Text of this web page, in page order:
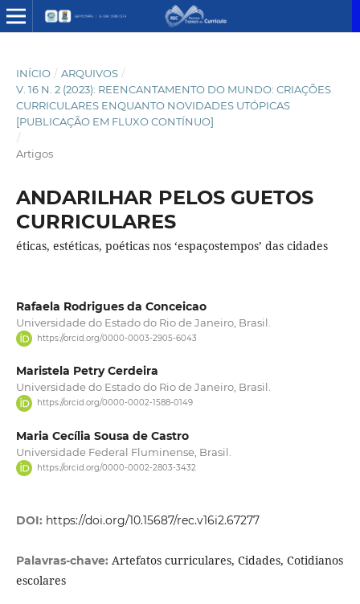
INÍCIO / ARQUIVOS /
V. 16 N. 2 (2023): REENCANTAMENTO DO MUNDO: CRIAÇÕES
CURRICULARES ENQUANTO NOVIDADES UTÓPICAS
[PUBLICAÇÃO EM FLUXO CONTÍNUO]
/
Artigos
ANDARILHAR PELOS GUETOS
CURRICULARES
éticas, estéticas, poéticas nos ‘espaçostempos’ das cidades
Rafaela Rodrigues da Conceicao
Universidade do Estado do Rio de Janeiro, Brasil.
https://orcid.org/0000-0003-2905-6043
Maristela Petry Cerdeira
Universidade do Estado do Rio de Janeiro, Brasil.
https://orcid.org/0000-0002-1588-0149
Maria Cecília Sousa de Castro
Universidade Federal Fluminense, Brasil.
https://orcid.org/0000-0002-2803-3432
DOI: https://doi.org/10.15687/rec.v16i2.67277
Palavras-chave: Artefatos curriculares, Cidades, Cotidianos
escolares